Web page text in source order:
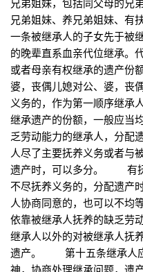
兄弟姐妹、养兄弟姐妹、
一条被继承人的子女先于被
的晚辈直系血亲代位继承。
或者母亲有权继承的遗产
婆，丧偶儿媳对公、婆，丧
义务的，作为第一顺序继
继承遗产的份额，一般应
乏劳动能力的继承人，分配
人尽了主要抚养义务或者与
遗产时，可以多分。 有抚
不尽抚养义务的，分配遗
人协商同意的，也可以不
依靠被继承人抚养的缺乏劳
继承人以外的对被继承人抚
遗产。 第十五条继承人应
神，协商处理继承问题，遗